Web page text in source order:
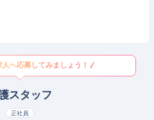
へ応募してみましょう！
スタッフ
正社員